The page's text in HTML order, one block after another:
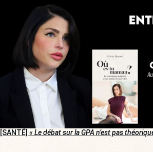
[SANTÉ] « Le débat sur la GPA n’est pas